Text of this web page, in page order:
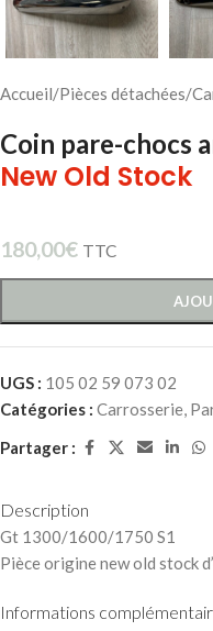
Accueil/Pièces détachées/
Coin pare-chocs
New Old Stock
180,00€ TTC
UGS : 105 02 59 073 02
Catégories : Carrosserie,
Partager :
Description
Gt 1300/1600/1750 S1
Pièce origine new old stock
Informations